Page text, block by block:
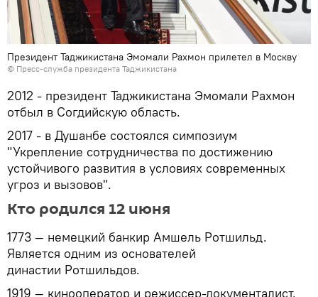
Президент Таджикистана Эмомали Рахмон прилетел в Москву
© Пресс-служба президента Таджикистана
2012 - президент Таджикистана Эмомали Рахмон
отбыл в Согдийскую область.
2017 - в Душанбе состоялся симпозиум
"Укрепление сотрудничества по достижению
устойчивого развития в условиях современных
угроз и вызовов".
Кто родился 12 июня
1773 — немецкий банкир Амшель Ротшильд.
Является одним из основателей
династии Ротшильдов.
1919 — кинооператор и режиссер-документалист,